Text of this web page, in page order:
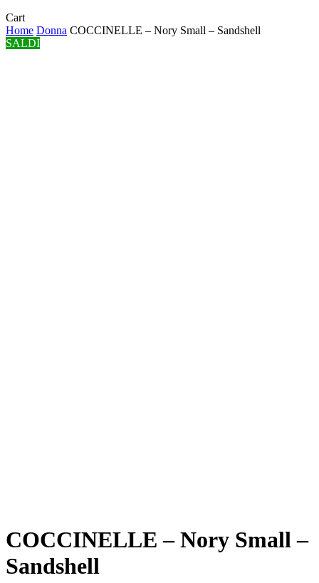
CartClose
Cart
Home Donna COCCINELLE – Nory Small – Sandshell
SALDI
COCCINELLE – Nory Small –
Sandshell